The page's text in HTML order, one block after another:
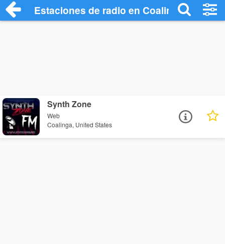
Estaciones de radio en Coalinga -
Synth Zone
Web
Coalinga, United States